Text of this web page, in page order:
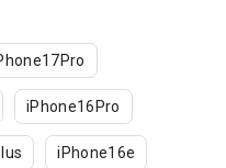
iPhone16Pro
iPhone16e